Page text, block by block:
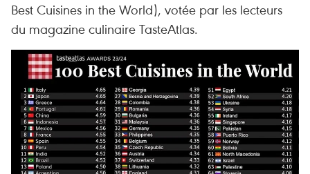
Best Cuisines in the World), votée par les lecteurs
du magazine culinaire TasteAtlas.